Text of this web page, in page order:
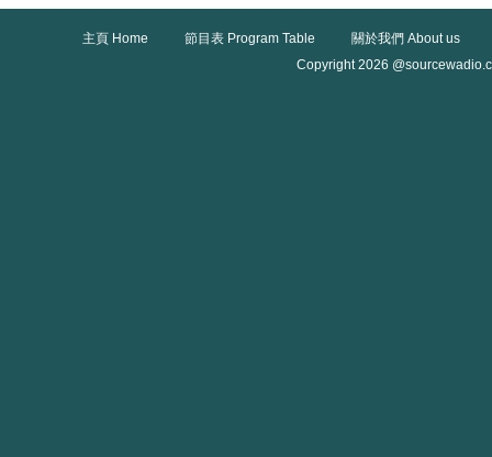
主頁 Home 節目表 Program Table
關於我們 About us
Copyright 2026